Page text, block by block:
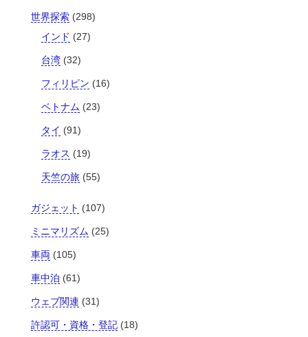
世界探索(298)
インド (27)
台湾(32)
フィリピン (16)
ベトナム (23)
タイ (91)
ラオス (19)
天竺の旅(55)
ガジェット (107)
ミニマリズム (25)
車両 (105)
車中泊 (61)
ウェブ関連 (31)
許認可・資格・登記(18)